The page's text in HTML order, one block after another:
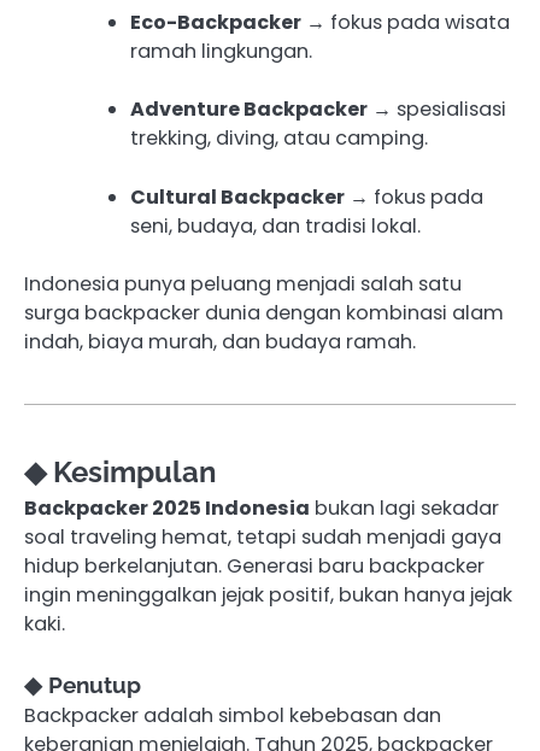
Eco-Backpacker → fokus pada wisata
ramah lingkungan.
Adventure Backpacker → spesialisasi
trekking, diving, atau camping.
Cultural Backpacker → fokus pada
seni, budaya, dan tradisi lokal.
Indonesia punya peluang menjadi salah satu
surga backpacker dunia dengan kombinasi alam
indah, biaya murah, dan budaya ramah.
◆ Kesimpulan
Backpacker 2025 Indonesia bukan lagi sekadar
soal traveling hemat, tetapi sudah menjadi gaya
hidup berkelanjutan. Generasi baru backpacker
ingin meninggalkan jejak positif, bukan hanya jejak
kaki.
◆ Penutup
Backpacker adalah simbol kebebasan dan
keberanian menjelajah. Tahun 2025, backpacker